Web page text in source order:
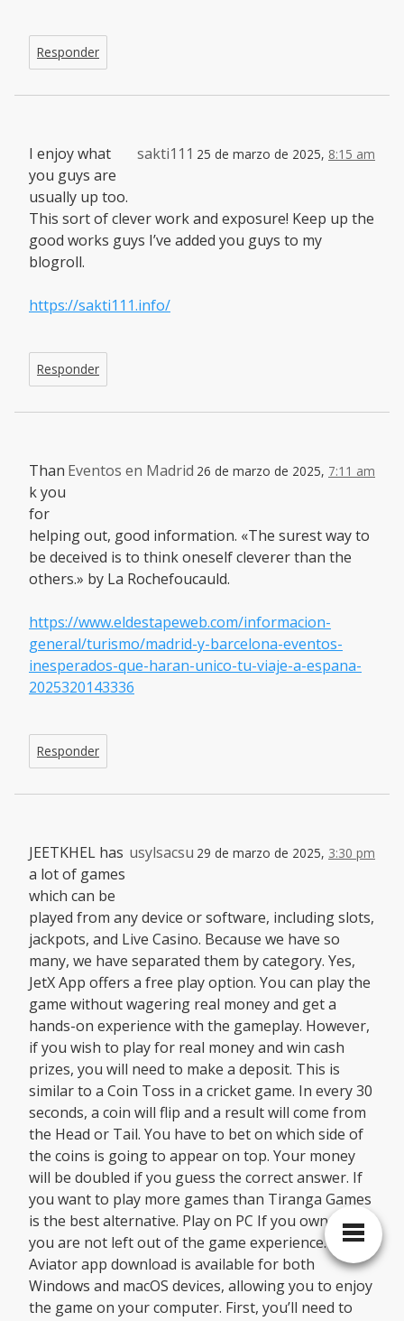
Responder
sakti111 25 de marzo de 2025, 8:15 am
I enjoy what
you guys are
usually up too.
This sort of clever work and exposure! Keep up the
good works guys I’ve added you guys to my
blogroll.
https://sakti111.info/
Responder
Eventos en Madrid 26 de marzo de 2025, 7:11 am
Than
k you
for
helping out, good information. «The surest way to
be deceived is to think oneself cleverer than the
others.» by La Rochefoucauld.
https://www.eldestapeweb.com/informacion-
general/turismo/madrid-y-barcelona-eventos-
inesperados-que-haran-unico-tu-viaje-a-espana-
2025320143336
Responder
usylsacsu 29 de marzo de 2025, 3:30 pm
JEETKHEL has
a lot of games
which can be
played from any device or software, including slots,
jackpots, and Live Casino. Because we have so
many, we have separated them by category. Yes,
JetX App offers a free play option. You can play the
game without wagering real money and get a
hands-on experience with the gameplay. However,
if you wish to play for real money and win cash
prizes, you will need to make a deposit. This is
similar to a Coin Toss in a cricket game. In every 30
seconds, a coin will flip and a result will come from
the Head or Tail. You have to bet on which side of
the coins is going to appear on top. Your money
will be doubled if you guess the correct answer. If
you want to play more games than Tiranga Games
is the best alternative. Play on PC If you own a PC,
you are not left out of the game experience.
Aviator app download is available for both
Windows and macOS devices, allowing you to enjoy
the game on your computer. First, you’ll need to